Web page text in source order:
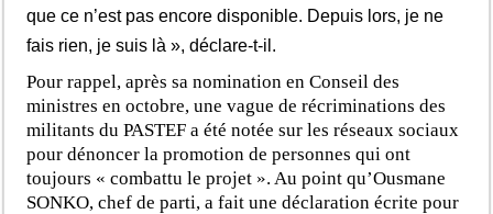
que ce n’est pas encore disponible. Depuis lors, je ne
fais rien, je suis là », déclare-t-il.
Pour rappel, après sa nomination en Conseil des
ministres en octobre, une vague de récriminations des
militants du PASTEF a été notée sur les réseaux sociaux
pour dénoncer la promotion de personnes qui ont
toujours « combattu le projet ». Au point qu’Ousmane
SONKO, chef de parti, a fait une déclaration écrite pour